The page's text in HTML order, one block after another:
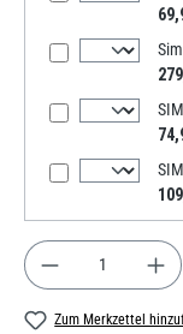
Produkt
Zum Merkzettel